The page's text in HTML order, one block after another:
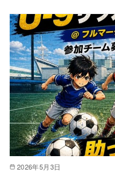
2026年5月3日